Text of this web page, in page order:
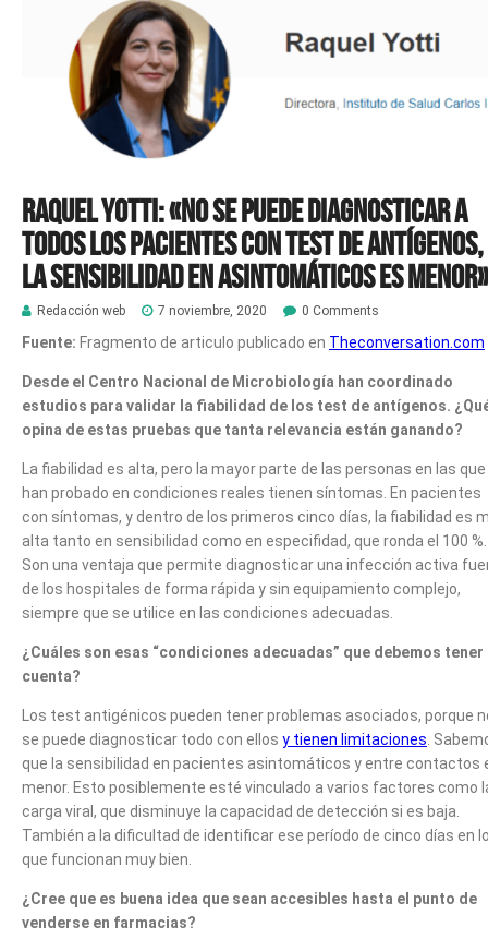
Raquel Yotti: «No se puede diagnosticar a
todos los pacientes con test de antígenos,
la sensibilidad en asintomáticos es menor»
Redacción web 7 noviembre, 2020 0 Comments
Fuente: Fragmento de articulo publicado en Theconversation.com
Desde el Centro Nacional de Microbiología han coordinado
estudios para validar la fiabilidad de los test de antígenos.
opina de estas pruebas que tanta relevancia están ganando?
La fiabilidad es alta, pero la mayor parte de las personas en las
han probado en condiciones reales tienen síntomas. En pacientes
con síntomas, y dentro de los primeros cinco días, la fiabilidad es
alta tanto en sensibilidad como en especifidad, que ronda el 100 %.
Son una ventaja que permite diagnosticar una infección activa
de los hospitales de forma rápida y sin equipamiento complejo,
siempre que se utilice en las condiciones adecuadas.
¿Cuáles son esas “condiciones adecuadas” que debemos tener
cuenta?
Los test antigénicos pueden tener problemas asociados, porque
se puede diagnosticar todo con ellos y tienen limitaciones.
que la sensibilidad en pacientes asintomáticos y entre contactos
menor. Esto posiblemente esté vinculado a varios factores como
carga viral, que disminuye la capacidad de detección si es baja.
También a la dificultad de identificar ese período de cinco días en
que funcionan muy bien.
¿Cree que es buena idea que sean accesibles hasta el punto de
venderse en farmacias?